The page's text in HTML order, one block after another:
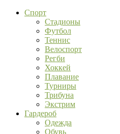
Спорт
Стадионы
Футбол
Теннис
Велоспорт
Регби
Хоккей
Плавание
Турниры
Трибуна
Экстрим
Гардероб
Одежда
Обувь